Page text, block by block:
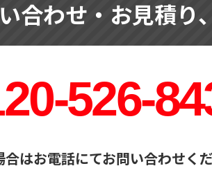
合わせ・お見積り、
526-
合はお電話にてお問い合わせく